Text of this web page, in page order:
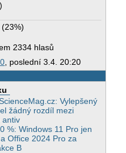
)
(23%)
2334 hlasů
, poslední 3.4. 20:20
Vylepšený
žádný rozdíl mezi
antiv
%: Windows 11 Pro jen
Office 2024 Pro za
B